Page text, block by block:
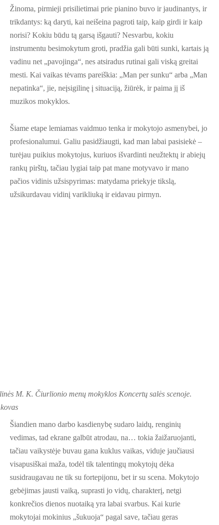
Žinoma, pirmieji prisilietimai prie pianino buvo ir jaudinantys, ir
trikdantys: ką daryti, kai neišeina pagroti taip, kaip girdi ir kaip
norisi? Kokiu būdu tą garsą išgauti? Nesvarbu, kokiu
instrumentu besimokytum groti, pradžia gali būti sunki, kartais ją
vadinu net „pavojinga“, nes atsiradus rutinai gali viską greitai
mesti. Kai vaikas tėvams pareiškia: „Man per sunku“ arba „Man
nepatinka“, jie, neįsigilinę į situaciją, žiūrėk, ir paima jį iš
muzikos mokyklos.
Šiame etape lemiamas vaidmuo tenka ir mokytojo asmenybei, jo
profesionalumui. Galiu pasidžiaugti, kad man labai pasisiekė –
turėjau puikius mokytojus, kuriuos išvardinti neužtektų ir abiejų
rankų pirštų, tačiau lygiai taip pat mane motyvavo ir mano
pačios vidinis užsispyrimas: matydama priekyje tikslą,
užsikurdavau vidinį varikliuką ir eidavau pirmyn.
M. K. Čiurlionio menų mokyklos Koncertų salės scenoje.
Šiandien mano darbo kasdienybę sudaro laidų, renginių
vedimas, tad ekrane galbūt atrodau, na… tokia žaižaruojanti,
tačiau vaikystėje buvau gana kuklus vaikas, viduje jaučiausi
visapusiškai maža, todėl tik talentingų mokytojų dėka
susidraugavau ne tik su fortepijonu, bet ir su scena. Mokytojo
gebėjimas jausti vaiką, suprasti jo vidų, charakterį, netgi
konkrečios dienos nuotaiką yra labai svarbus. Kai kurie
mokytojai mokinius „šukuoja“ pagal save, tačiau geras